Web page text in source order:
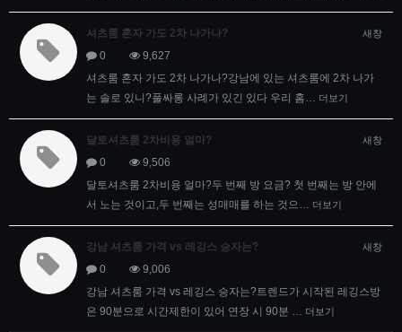
새창
셔츠룸 혼자 가도 2차 나가나?
0
9,627
셔츠룸 혼자 가도 2차 나가나?강남에 있는 셔츠룸에 2차 나가
는 솔로 있니?풀싸롱 사례가 있긴 있다 우리 홈… 더보기
새창
달토셔츠룸 2차비용 얼마?
0
9,506
달토셔츠룸 2차비용 얼마?두 번째 방 요금? 첫 번째는 방 안에
서 노는 것이고,두 번째는 성매매를 하는 것으… 더보기
새창
강남 셔츠룸 가격 vs 레깅스 승자는?
0
9,006
강남 셔츠룸 가격 vs 레깅스 승자는?트렌드가 시작된 레깅스방
은 90분으로 시간제한이 있어 연장 시 90분 … 더보기